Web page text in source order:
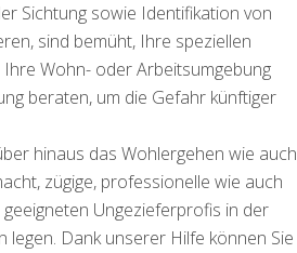
Sichtung sowie Identifikation von
sind bemüht, Ihre speziellen
Wohn- oder Arbeitsumgebung
beraten, um die Gefahr künftiger
hinaus das Wohlergehen wie auch
zügige, professionelle wie auch
Ungezieferprofis in der
Dank unserer Hilfe können Sie